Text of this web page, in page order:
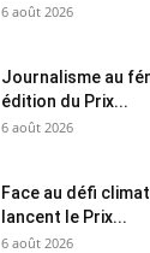
6 août 2026
Journalisme au
édition du Prix...
6 août 2026
Face au défi
lancent le Prix...
6 août 2026